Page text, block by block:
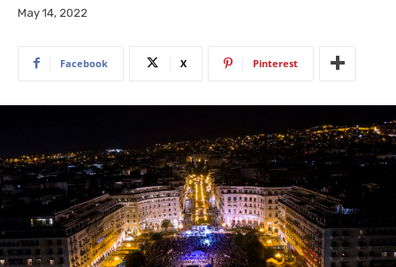
May 14, 2022
Facebook X Pinterest